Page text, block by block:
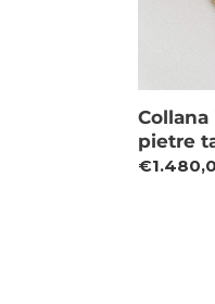
Collana
pietre
Prezzo